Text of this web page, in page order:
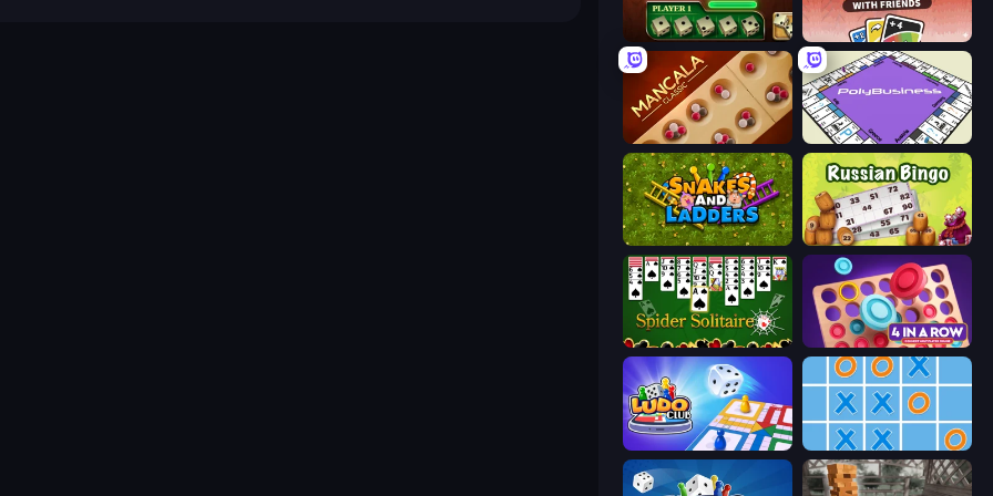
Yahtzee Online DUO With Friends
Mancala Classic PolyBusiness (Unofficial Monopoly)
Snakes and Ladders Russian Bingo
Spider Solitaire Connect 4 Online Multiplayer
Ludo Club Tic Tac Toe Online